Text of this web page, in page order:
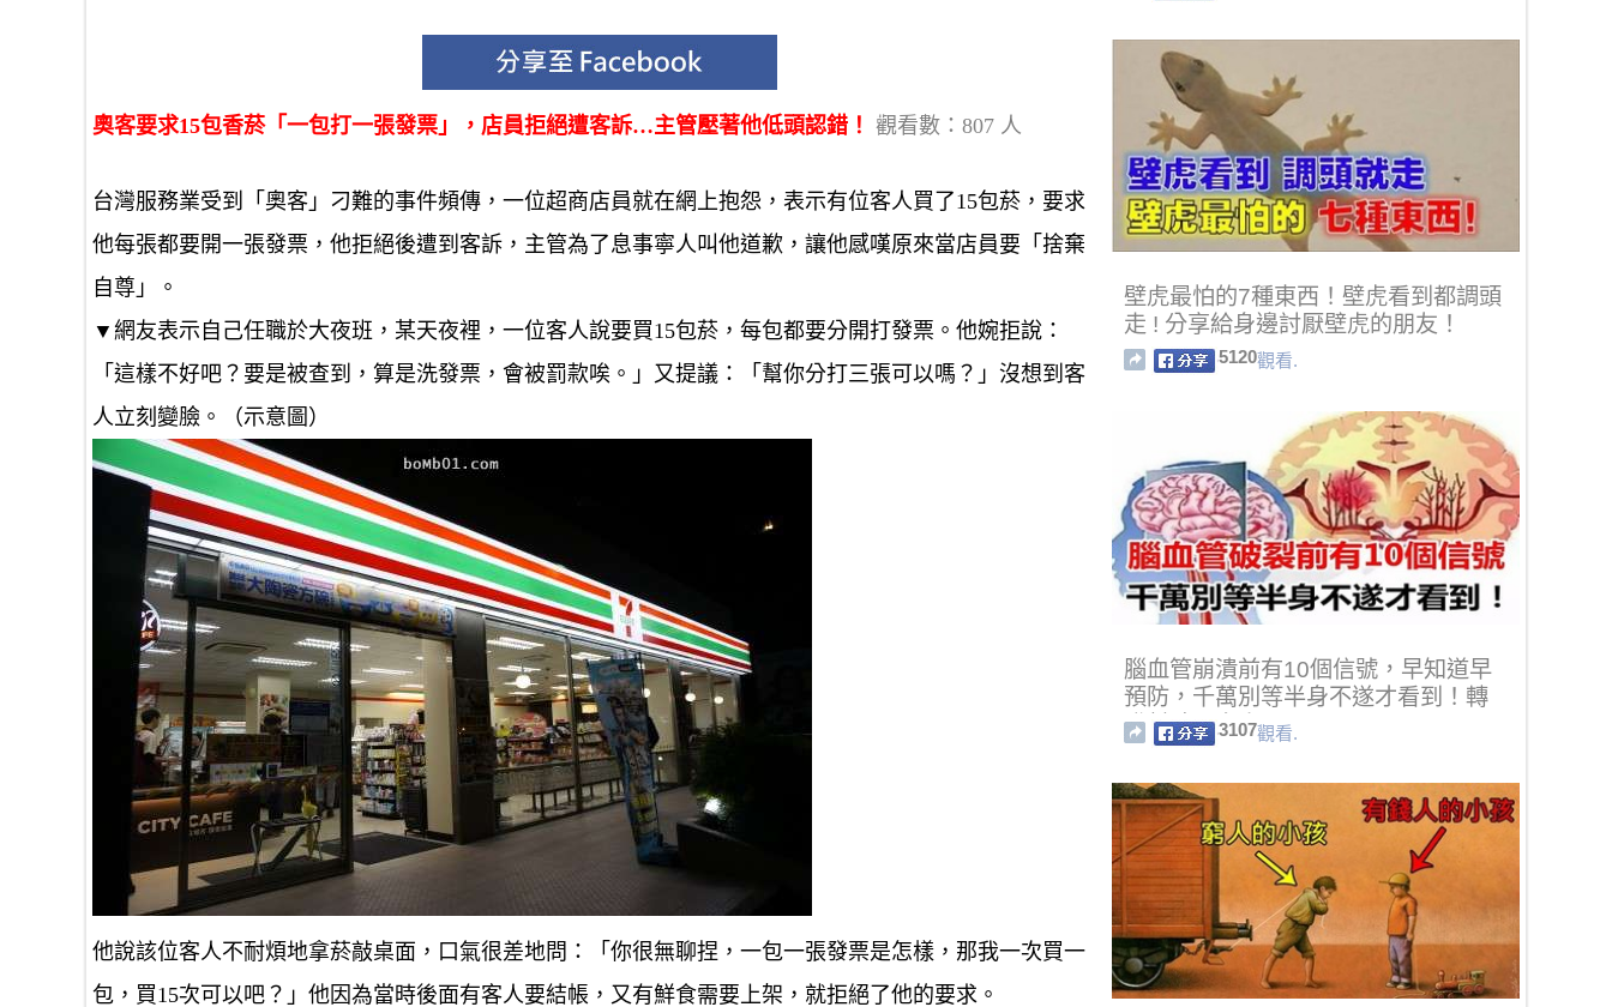
奧客要求15包香菸「一包打一張發票」，店員拒絕遭客訴…主管壓著他低頭認錯！ 觀看數：807 人
台灣服務業受到「奧客」刁難的事件頻傳，一位超商店員就在網上抱怨，表示有位客人買了15包菸，要求
他每張都要開一張發票，他拒絕後遭到客訴，主管為了息事寧人叫他道歉，讓他感嘆原來當店員要「捨棄
自尊」。
▼網友表示自己任職於大夜班，某天夜裡，一位客人說要買15包菸，每包都要分開打發票。他婉拒說：
「這樣不好吧？要是被查到，算是洗發票，會被罰款唉。」又提議：「幫你分打三張可以嗎？」沒想到客
人立刻變臉。（示意圖）
他說該位客人不耐煩地拿菸敲桌面，口氣很差地問：「你很無聊捏，一包一張發票是怎樣，那我一次買一
包，買15次可以吧？」他因為當時後面有客人要結帳，又有鮮食需要上架，就拒絕了他的要求。
壁虎最怕的7種東西！壁虎看到都調頭
走 ! 分享給身邊討厭壁虎的朋友！
5120觀看.
腦血管崩潰前有10個信號，早知道早
預防，千萬別等半身不遂才看到！轉
發幫助更多人
3107觀看.